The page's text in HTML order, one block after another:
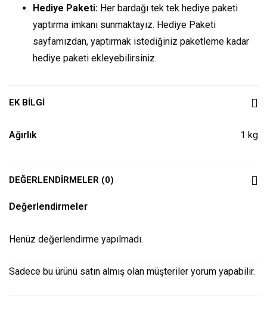
Hediye Paketi: Her bardağı tek tek hediye paketi
yaptırma imkanı sunmaktayız. Hediye Paketi
sayfamızdan, yaptırmak istediğiniz paketleme kadar
hediye paketi ekleyebilirsiniz.
EK BILGI
Ağırlık 1 kg
DEĞERLENDIRMELER (0)
Değerlendirmeler
Henüz değerlendirme yapılmadı.
Sadece bu ürünü satın almış olan müşteriler yorum yapabilir.